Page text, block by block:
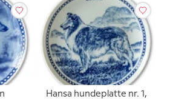
Hansa hundeplatte nr. 1,